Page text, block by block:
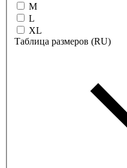
M
L
XL
Таблица размеров (RU)